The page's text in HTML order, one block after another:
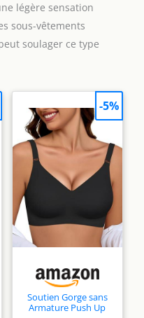
légère sensation
sous-vêtements
soulager ce type
Soutien Gorge sans
Armature Push Up
-5%